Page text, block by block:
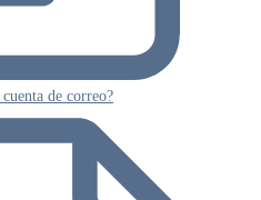
de correo?